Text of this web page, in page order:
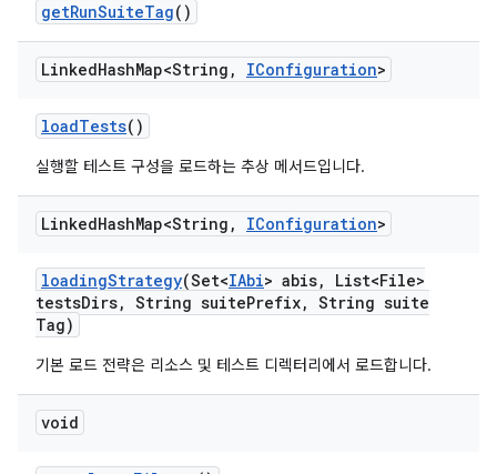
getRunSuiteTag()
LinkedHashMap<String , IConfiguration>
loadTests()
실행할 테스트 구성을 로드하는 추상 메서드입니다.
LinkedHashMap<String , IConfiguration>
loadingStrategy(Set<IAbi> abis,
List<File>
testsDirs, String suitePrefix, String suite
Tag)
기본 로드 전략은 리소스 및 테스트 디렉터리에서 로드합니다.
void